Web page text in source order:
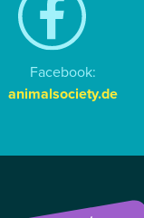
Facebook:
animalsociety.de